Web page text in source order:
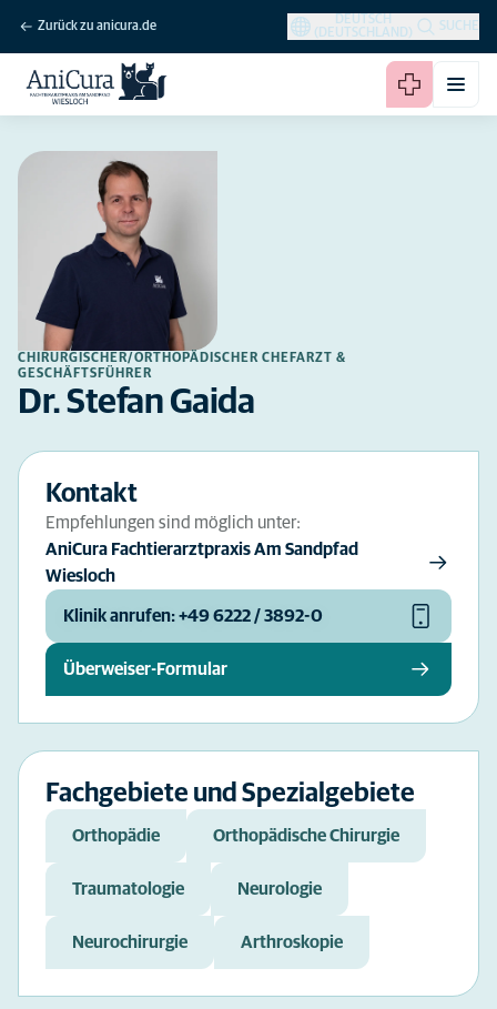
Zurück zu anicura.de
DEUTSCH
(DEUTSCHLAND)
SUCHE
CHIRURGISCHER/ORTHOPÄDISCHER CHEFARZT &
GESCHÄFTSFÜHRER
Dr. Stefan Gaida
Kontakt
Empfehlungen sind möglich unter:
AniCura Fachtierarztpraxis Am Sandpfad
Wiesloch
Klinik anrufen: +49 6222 / 3892-0
Überweiser-Formular
Fachgebiete und Spezialgebiete
Orthopädie Orthopädische Chirurgie
Traumatologie Neurologie
Neurochirurgie Arthroskopie